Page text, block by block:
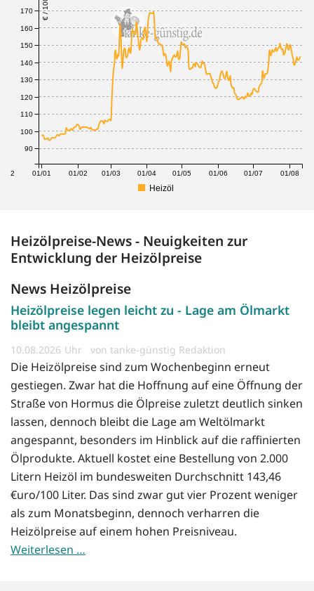
12 01/01 01/02 01/03 01/04 01/05 01/06 01/07 01/08
90
100
110
120
130
140
150
160
170
Heizöl
Heizölpreise-News - Neuigkeiten zur
Entwicklung der Heizölpreise
News Heizölpreise
Heizölpreise legen leicht zu - Lage am Ölmarkt
bleibt angespannt
10.08.2026 von tanke-günstig Redaktion
Die Heizölpreise sind zum Wochenbeginn erneut
gestiegen. Zwar hat die Hoffnung auf eine Öffnung der
Straße von Hormus die Ölpreise zuletzt deutlich sinken
lassen, dennoch bleibt die Lage am Weltölmarkt
angespannt, besonders im Hinblick auf die raffinierten
Ölprodukte. Aktuell kostet eine Bestellung von 2.000
Litern Heizöl im bundesweiten Durchschnitt 143,46
€uro/100 Liter. Das sind zwar gut vier Prozent weniger
als zum Monatsbeginn, dennoch verharren die
Heizölpreise auf einem hohen Preisniveau.
Weiterlesen …